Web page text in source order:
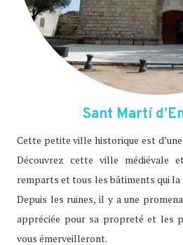
Sant Martí
Cette petite ville historique est
Découvrez cette ville médiévale
remparts et tous les bâtiments qui
Depuis les ruines, il y a une
appréciée pour sa propreté et les
vous émerveilleront.